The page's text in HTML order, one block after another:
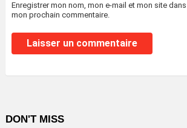
Enregistrer mon nom, mon e-mail et mon site
mon prochain commentaire.
DON'T MISS